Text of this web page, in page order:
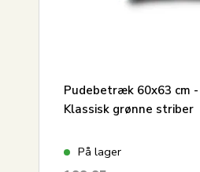
Pudebetræk 60x63 cm
Klassisk grønne striber
På lager